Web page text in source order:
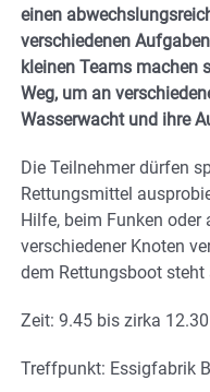
einen
verschiedenen
kleinen Teams machen
Weg, um an
Wasserwacht und ihre
Die Teilnehmer dürfen
Rettungsmittel
Hilfe, beim Funken oder
verschiedener Knoten
dem Rettungsboot
Zeit: 9.45 bis zirka
Treffpunkt: Essigfabrik